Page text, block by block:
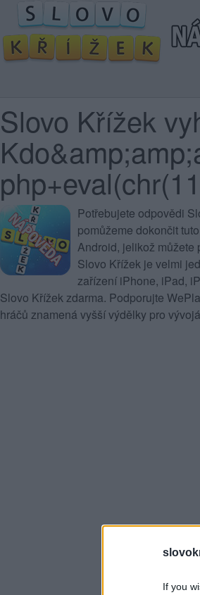
If you
Slovo Křížek
Potřebujete odpovědi
pomůžeme dokončit
Android, jelikož můžete
Slovo Křížek je velmi
zařízení iPhone, iPad,
Slovo Křížek zdarma. Podporujte
hráčů znamená vyšší výdělky pro